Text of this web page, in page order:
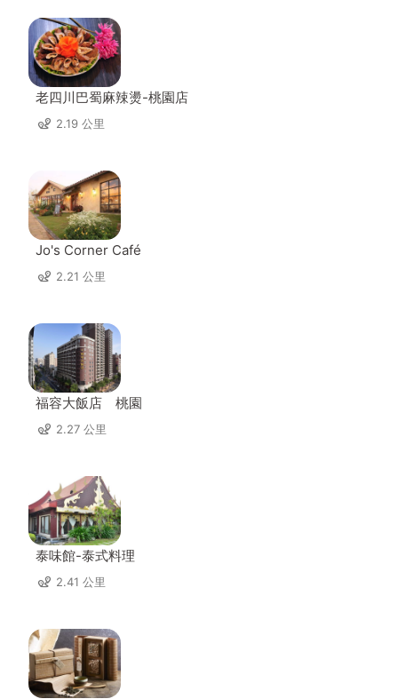
老四川巴蜀麻辣燙-桃園店
2.19 公里
Jo's Corner Café
2.21 公里
福容大飯店 桃園
2.27 公里
泰味館-泰式料理
2.41 公里